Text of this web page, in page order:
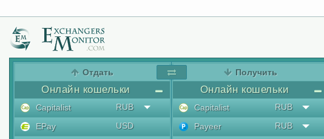
Отдать
Онлайн кошельки
Capitalist
RUB
EPay
USD
Получить
Онлайн кошельки
Capitalist
RUB
Payeer
RUB